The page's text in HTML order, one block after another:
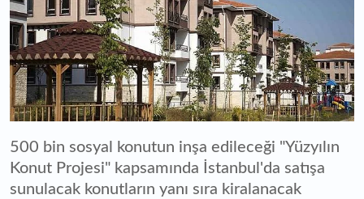
500 bin sosyal konutun inşa edileceği "Yüzyılın
Konut Projesi" kapsamında İstanbul'da satışa
sunulacak konutların yanı sıra kiralanacak